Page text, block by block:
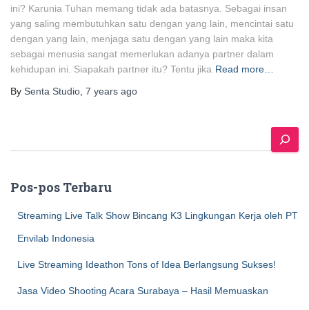
ini? Karunia Tuhan memang tidak ada batasnya. Sebagai insan
yang saling membutuhkan satu dengan yang lain, mencintai satu
dengan yang lain, menjaga satu dengan yang lain maka kita
sebagai menusia sangat memerlukan adanya partner dalam
kehidupan ini. Siapakah partner itu? Tentu jika Read more…
By Senta Studio 7 years ago
e
c
Pos-pos Terbaru
Streaming Live Talk Show Bincang K3 Lingkungan Kerja oleh PT
Envilab Indonesia
Live Streaming Ideathon Tons of Idea Berlangsung Sukses!
Jasa Video Shooting Acara Surabaya – Hasil Memuaskan